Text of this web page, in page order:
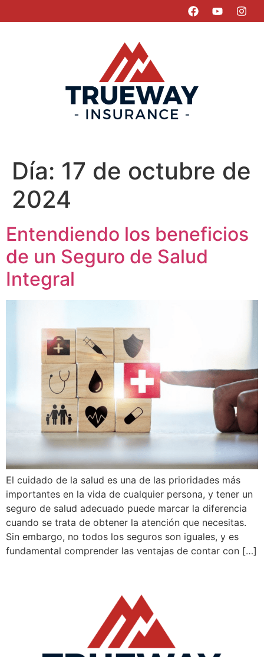
Día: 17 de octubre de
2024
Entendiendo los beneficios
de un Seguro de Salud
Integral
El cuidado de la salud es una de las prioridades más
importantes en la vida de cualquier persona, y tener un
seguro de salud adecuado puede marcar la diferencia
cuando se trata de obtener la atención que necesitas.
Sin embargo, no todos los seguros son iguales, y es
fundamental comprender las ventajas de contar con […]